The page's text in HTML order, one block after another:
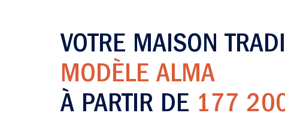
VOTRE MAISON
MODÈLE ALMA
À PARTIR DE 177